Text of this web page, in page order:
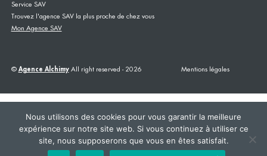
Service SAV
Trouvez l'agence SAV la plus proche de chez vous
Mon Agence SAV
© Agence AlchimyAll right reserved - 2026 Mentions légales
This site is registered on wpml.org
as a development site. Switch to a production
Nous utilisons des cookies pour vous garantir la meilleure
expérience sur notre site web. Si vous continuez à utiliser ce
site, nous supposerons que vous en êtes satisfait.